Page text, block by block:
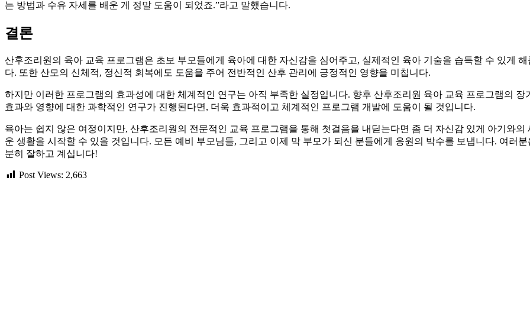
는 방법과 수유 자세를 배운 게 정말 도움이 되었죠.”라고 말했습니다.
결론
산후조리원의 육아 교육 프로그램은 초보 부모들에게 육아에 대한 자신감을 심어주고, 실제적인 육아 기술을 습득할 수 있게 해
다. 또한 산모의 신체적, 정신적 회복에도 도움을 주어 전반적인 산후 관리에 긍정적인 영향을 미칩니다.
하지만 이러한 프로그램의 효과성에 대한 체계적인 연구는 아직 부족한 실정입니다. 향후 산후조리원 육아 교육 프로그램의 장
효과와 영향에 대한 과학적인 연구가 진행된다면, 더욱 효과적이고 체계적인 프로그램 개발에 도움이 될 것입니다.
육아는 쉽지 않은 여정이지만, 산후조리원의 전문적인 교육 프로그램을 통해 첫걸음을 내딛는다면 좀 더 자신감 있게 아기와의
운 생활을 시작할 수 있을 것입니다. 모든 예비 부모님들, 그리고 이제 막 부모가 되신 분들에게 응원의 박수를 보냅니다. 여러분
분히 잘하고 계십니다!
Post Views: 2,663